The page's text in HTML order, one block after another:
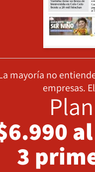
mayoría no
empresas.
3